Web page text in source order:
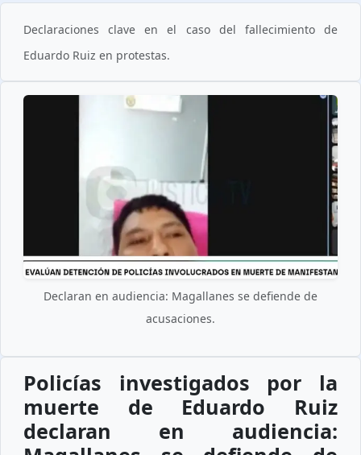
Declaraciones clave en el caso del fallecimiento de
Eduardo Ruiz en protestas.
Declaran en audiencia: Magallanes se defiende de
acusaciones.
Policías investigados por la
muerte de Eduardo Ruiz
declaran en audiencia: